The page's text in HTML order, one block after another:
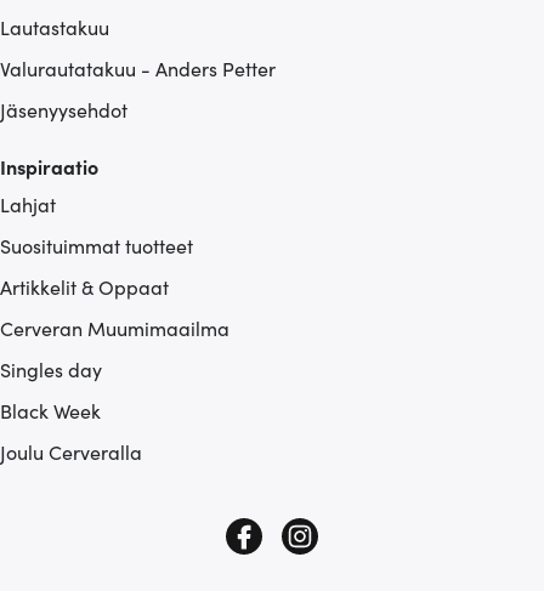
Lautastakuu
Valurautatakuu - Anders Petter
Jäsenyysehdot
Inspiraatio
Lahjat
Suosituimmat tuotteet
Artikkelit & Oppaat
Cerveran Muumimaailma
Singles day
Black Week
Joulu Cerveralla